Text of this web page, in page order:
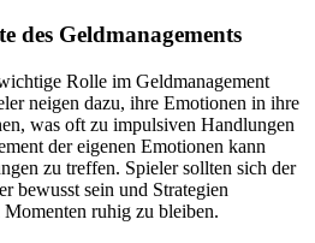
des Geldmanagements
Rolle im Geldmanagement
neigen dazu, ihre Emotionen in ihre
was oft zu impulsiven Handlungen
der eigenen Emotionen kann
zu treffen. Spieler sollten sich der
bewusst sein und Strategien
ruhig zu bleiben.